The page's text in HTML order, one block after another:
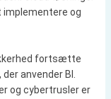
implementere og
fortsætte
anvender BI.
og cybertrusler er